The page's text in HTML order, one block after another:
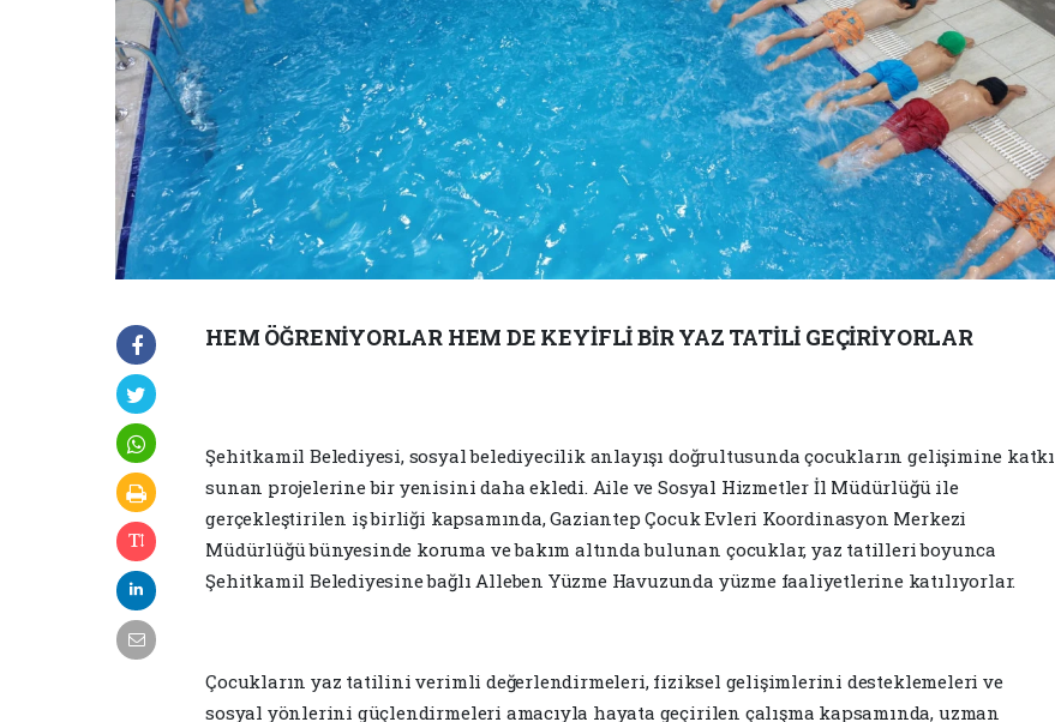
HEM ÖĞRENİYORLAR HEM DE KEYİFLİ BİR YAZ TATİLİ GEÇİRİYORLAR
Şehitkamil Belediyesi, sosyal belediyecilik anlayışı doğrultusunda çocukların gelişimine katkı
sunan projelerine bir yenisini daha ekledi. Aile ve Sosyal Hizmetler İl Müdürlüğü ile
gerçekleştirilen iş birliği kapsamında, Gaziantep Çocuk Evleri Koordinasyon Merkezi
Müdürlüğü bünyesinde koruma ve bakım altında bulunan çocuklar, yaz tatilleri boyunca
Şehitkamil Belediyesine bağlı Alleben Yüzme Havuzunda yüzme faaliyetlerine katılıyorlar.
Çocukların yaz tatilini verimli değerlendirmeleri, fiziksel gelişimlerini desteklemeleri ve
sosyal yönlerini güçlendirmeleri amacıyla hayata geçirilen çalışma kapsamında, uzman